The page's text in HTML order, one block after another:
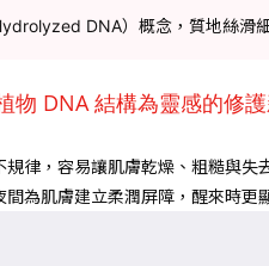
DNA）概念，質地絲滑
物 DNA 結構為靈感的修
律，容易讓肌膚乾燥、粗糙與失
為肌膚建立柔潤屏障，醒來時更